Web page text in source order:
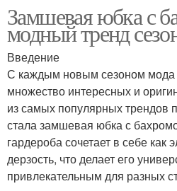
Замшевая юбка с
модный тренд
Введение
С каждым новым сезоном мода
множество интересных и
из самых популярных трендов
стала замшевая юбка с
гардероба сочетает в себе как
дерзость, что делает его
привлекательным для разных